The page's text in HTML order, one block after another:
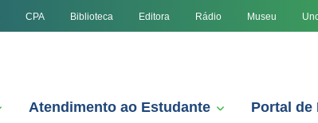
CPA Biblioteca Editora Rádio Museu
Atendimento ao Estudante Portal de